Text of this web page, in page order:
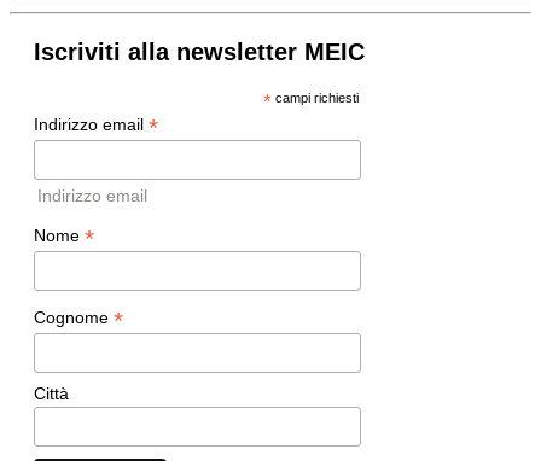
Iscriviti alla newsletter MEIC
*campi richiesti
Indirizzo email *
Indirizzo email
Nome *
Cognome *
Città